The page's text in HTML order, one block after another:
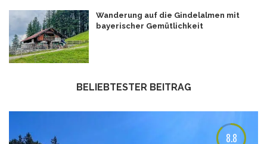
Wanderung auf die Gindelalmen mit
bayerischer Gemütlichkeit
BELIEBTESTER BEITRAG
8.8